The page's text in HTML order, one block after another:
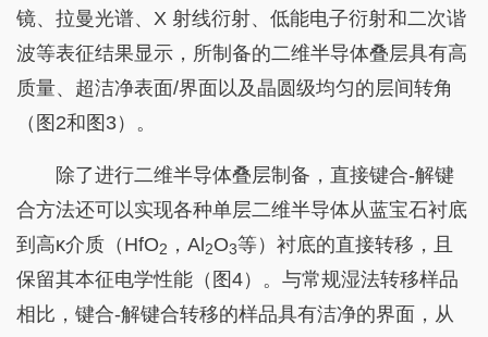
镜、拉曼光谱、X 射线衍射、低能电子衍射和二次谐
波等表征结果显示，所制备的二维半导体叠层具有高
质量、超洁净表面/界面以及晶圆级均匀的层间转角
（图2和图3）。
除了进行二维半导体叠层制备，直接键合-解键
合方法还可以实现各种单层二维半导体从蓝宝石衬底
到高κ介质（HfO2 ，Al 2O3等）衬底的直接转移，且
保留其本征电学性能（图4）。与常规湿法转移样品
相比，键合-解键合转移的样品具有洁净的界面，从